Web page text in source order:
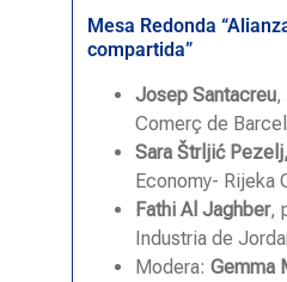
Mesa Redonda
compartida”
Josep Santacreu,
Comerç de
Sara Štrljić Pezelj,
Economy- Rijeka
Fathi Al Jaghber,
Industria de
Modera: Gemma